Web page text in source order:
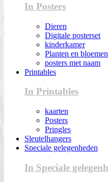
In Posters
Dieren
Digitale posterset
kinderkamer
Planten en bloemen
posters met naam
Printables
In Printables
kaarten
Posters
Pringles
Sleutelhangers
Speciale gelegenheden
In Speciale